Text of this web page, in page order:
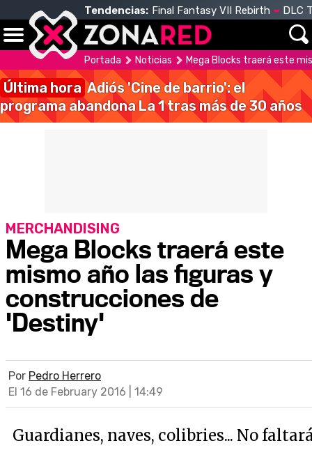
Tendencias: Final Fantasy VII Rebirth DLC
Portada Noticias Mega Blocks traerá este
Última hora Adiós 'Cine de barrio': el
programa abandona La 1 tras más de 30 años
Mega Blocks traerá este
mismo año las figuras y
construcciones de
'Destiny'
MERCHANDISING
Por Pedro Herrero
El 16 de February 2016 | 14:49
Guardianes, naves, colibries... No